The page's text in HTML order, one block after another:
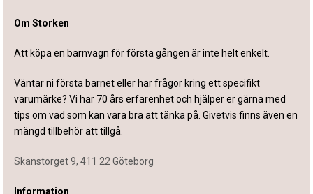
Om Storken
Att köpa en barnvagn för första gången är inte helt enkelt.
Väntar ni första barnet eller har frågor kring ett specifikt
varumärke? Vi har 70 års erfarenhet och hjälper er gärna med
tips om vad som kan vara bra att tänka på. Givetvis finns även en
mängd tillbehör att tillgå.
Skanstorget 9, 411 22 Göteborg
Information